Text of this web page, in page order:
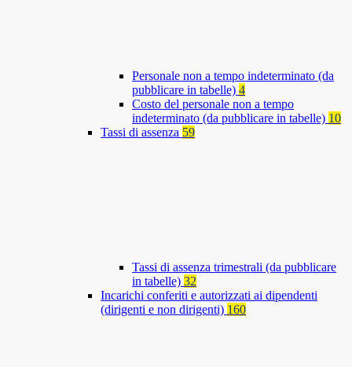
Personale non a tempo indeterminato (da
pubblicare in tabelle) 4
Costo del personale non a tempo
indeterminato (da pubblicare in tabelle) 10
Tassi di assenza 59
Tassi di assenza trimestrali (da pubblicare
in tabelle) 32
Incarichi conferiti e autorizzati ai dipendenti
(dirigenti e non dirigenti) 160